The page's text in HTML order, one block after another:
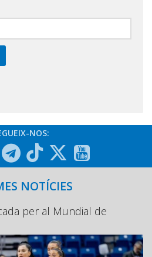
NOS:
NOTÍCIES
per al Mundial de